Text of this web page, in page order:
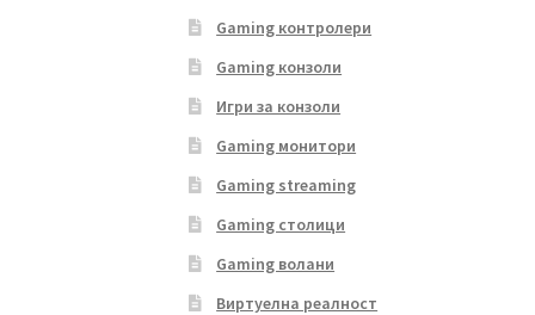
Gaming контролери
Gaming конзоли
Игри за конзоли
Gaming монитори
Gaming streaming
Gaming столици
Gaming волани
Виртуелна реалност